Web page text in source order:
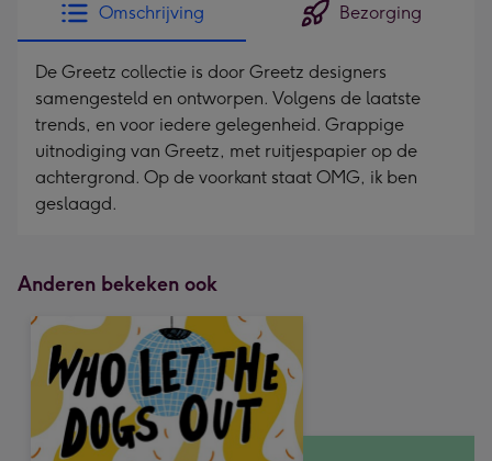
-
Dimensions:
130
x
130
mm
Omschrijving Bezorging
De Greetz collectie is door Greetz designers
samengesteld en ontworpen. Volgens de laatste
trends, en voor iedere gelegenheid. Grappige
uitnodiging van Greetz, met ruitjespapier op de
achtergrond. Op de voorkant staat OMG, ik ben
geslaagd.
Anderen bekeken ook